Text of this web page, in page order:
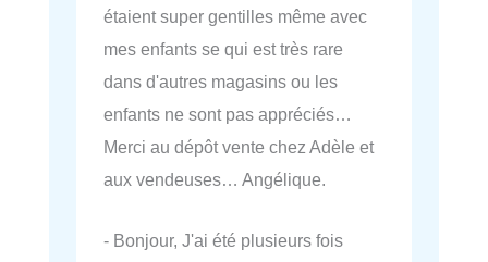
étaient super gentilles même avec
mes enfants se qui est très rare
dans d'autres magasins ou les
enfants ne sont pas appréciés…
Merci au dépôt vente chez Adèle et
aux vendeuses… Angélique.
- Bonjour, J'ai été plusieurs fois